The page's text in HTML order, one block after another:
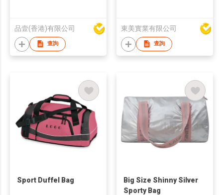
品壹(香港)有限公司
查詢
東美實業有限公司
查詢
Sport Duffel Bag
Big Size Shinny Silver
Sporty Bag